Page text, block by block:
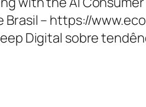
Brasil – https://
Digital sobre